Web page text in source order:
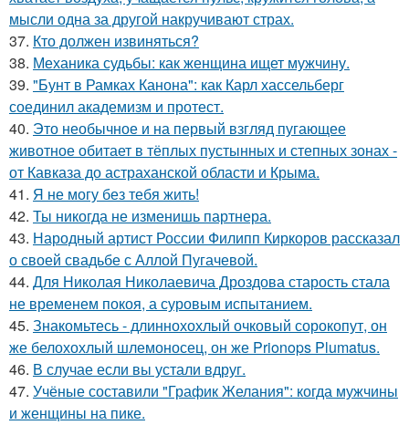
мысли одна за другой накручивают страх.
37. Кто должен извиняться?
38. Механика судьбы: как женщина ищет мужчину.
39. "Бунт в Рамках Канона": как Карл хассельберг
соединил академизм и протест.
40. Это необычное и на первый взгляд пугающее
животное обитает в тёплых пустынных и степных зонах -
от Кавказа до астраханской области и Крыма.
41. Я не могу без тебя жить!
42. Ты никогда не изменишь партнера.
43. Народный артист России Филипп Киркоров рассказал
о своей свадьбе с Аллой Пугачевой.
44. Для Николая Николаевича Дроздова старость стала
не временем покоя, а суровым испытанием.
45. Знакомьтесь - длиннохохлый очковый сорокопут, он
же белохохлый шлемоносец, он же Prionops Plumatus.
46. В случае если вы устали вдруг.
47. Учёные составили "График Желания": когда мужчины
и женщины на пике.